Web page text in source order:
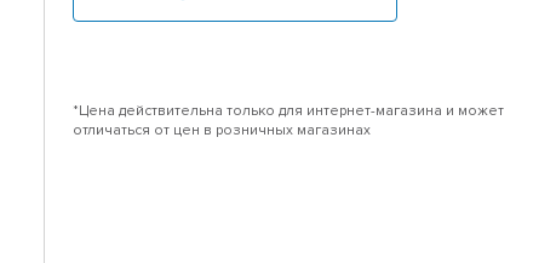
*Цена действительна только для интернет-магазина и может
отличаться от цен в розничных магазинах